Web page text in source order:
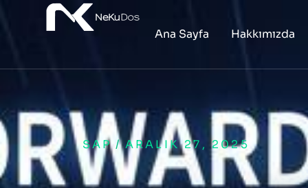
Ana Sayfa Hakkımızda
SAP / ARALIK 27, 2025